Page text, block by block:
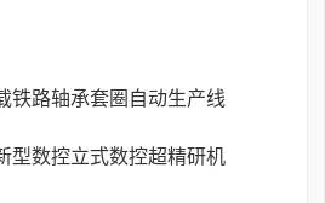
铁路轴承套圈自动生产线
型数控立式数控超精研机